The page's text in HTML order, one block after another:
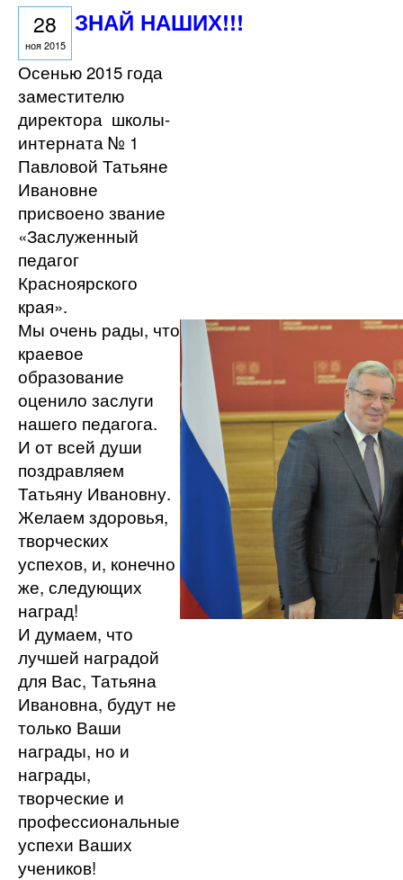
28
ноя 2015
ЗНАЙ НАШИХ!!!
Осенью 2015 года
заместителю
директора школы-
интерната № 1
Павловой Татьяне
Ивановне
присвоено звание
«Заслуженный
педагог
Красноярского
края».
Мы очень рады, что
краевое
образование
оценило заслуги
нашего педагога.
И от всей души
поздравляем
Татьяну Ивановну.
Желаем здоровья,
творческих
успехов, и, конечно
же, следующих
наград!
И думаем, что
лучшей наградой
для Вас, Татьяна
Ивановна, будут не
только Ваши
награды, но и
награды,
творческие и
профессиональные
успехи Ваших
учеников!